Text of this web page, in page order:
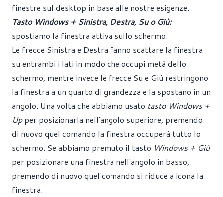
finestre sul desktop in base alle nostre esigenze.
Tasto Windows + Sinistra, Destra, Su o Giù:
spostiamo la finestra attiva sullo schermo.
Le frecce Sinistra e Destra fanno scattare la finestra
su entrambi i lati in modo che occupi metà dello
schermo, mentre invece le frecce Su e Giù restringono
la finestra a un quarto di grandezza e la spostano in un
angolo. Una volta che abbiamo usato tasto Windows +
Up per posizionarla nell'angolo superiore, premendo
di nuovo quel comando la finestra occuperà tutto lo
schermo. Se abbiamo premuto il tasto Windows + Giù
per posizionare una finestra nell'angolo in basso,
premendo di nuovo quel comando si riduce a icona la
finestra.